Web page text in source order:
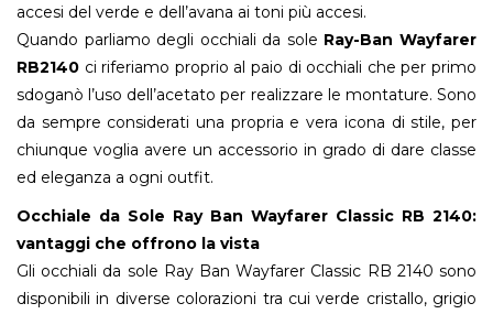
accesi del verde e dell’avana ai toni più accesi.
Quando parliamo degli occhiali da sole Ray-Ban Wayfarer
RB2140 ci riferiamo proprio al paio di occhiali che per primo
sdoganò l’uso dell’acetato per realizzare le montature. Sono
da sempre considerati una propria e vera icona di stile, per
chiunque voglia avere un accessorio in grado di dare classe
ed eleganza a ogni outfit.
Occhiale da Sole Ray Ban Wayfarer Classic RB 2140:
vantaggi che offrono la vista
Gli occhiali da sole Ray Ban Wayfarer Classic RB 2140 sono
disponibili in diverse colorazioni tra cui verde cristallo, grigio